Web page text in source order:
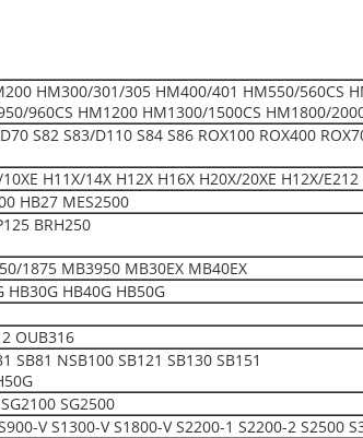
HM300/301/305 HM400/401 HM550/560CS
960CS HM1200 HM1300/1500CS HM1800/
S82 S83/D110 S84 S86 ROX100 ROX400
H11X/14X H12X H16X H20X/20XE H12X/
HB27 MES2500
BRH250
1875 MB3950 MB30EX MB40EX
HB30G HB40G HB50G
OUB316
SB81 NSB100 SB121 SB130 SB151
SG2500
V S1300-V S1800-V S2200-1 S2200-2 S2500